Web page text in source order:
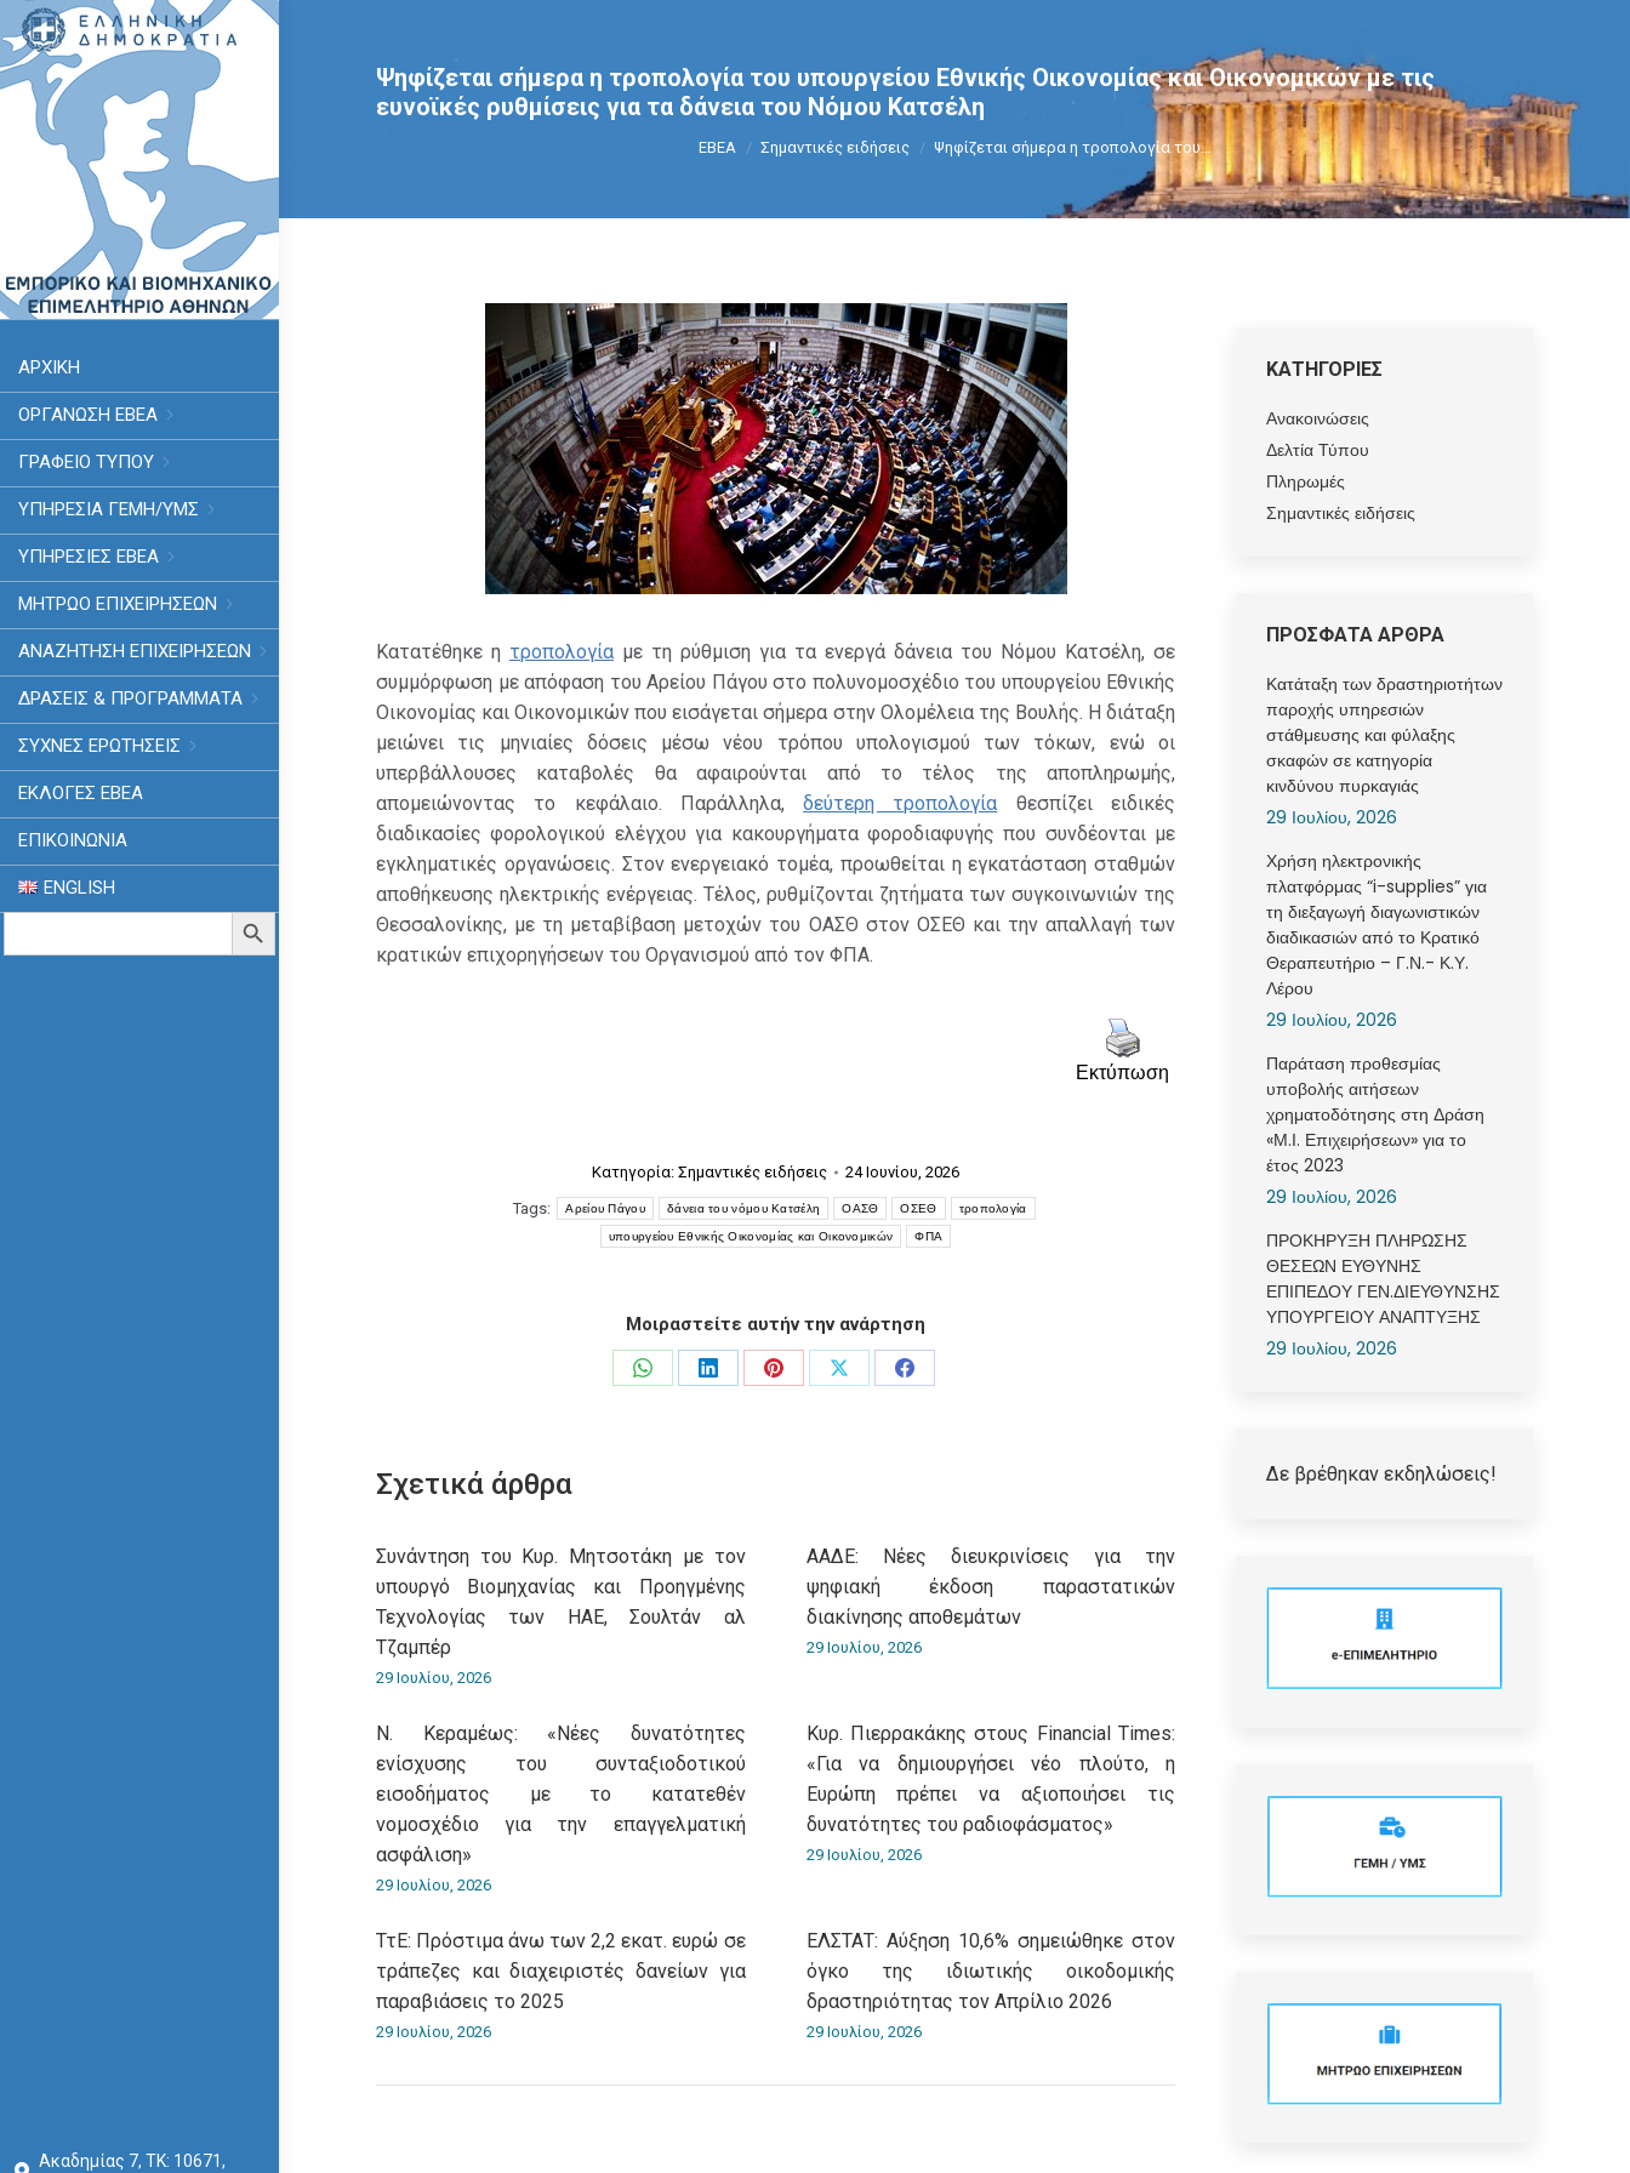
ΑΡΧΙΚΗ
ΟΡΓΑΝΩΣΗ ΕΒΕΑ
ΓΡΑΦΕΙΟ ΤΥΠΟΥ
ΥΠΗΡΕΣΊΑ ΓΕΜΗ/ΥΜΣ
ΥΠΗΡΕΣΙΕΣ ΕΒΕΑ
ΜΗΤΡΩΟ ΕΠΙΧΕΙΡΗΣΕΩΝ
ΑΝΑΖΗΤΗΣΗ ΕΠΙΧΕΙΡΗΣΕΩΝ
ΔΡΑΣΕΙΣ & ΠΡΟΓΡΑΜΜΑΤΑ
ΣΥΧΝΕΣ ΕΡΩΤΗΣΕΙΣ
ΕΚΛΟΓΈΣ ΕΒΕΑ
ΕΠΙΚΟΙΝΩΝΙΑ
ENGLISH
Search
Search Button
Ακαδημίας 7, ΤΚ: 10671,
Ψηφίζεται σήμερα η τροπολογία του υπουργείου Εθνικής Οικονομίας και Οικονομικών με τις
ευνοϊκές ρυθμίσεις για τα δάνεια του Νόμου Κατσέλη
You are here:
ΕΒΕΑ Σημαντικές ειδήσεις Ψηφίζεται σήμερα η τροπολογία του…
Κατατέθηκε η τροπολογία με τη ρύθμιση για τα ενεργά δάνεια του Νόμου Κατσέλη, σε
συμμόρφωση με απόφαση του Αρείου Πάγου στο πολυνομοσχέδιο του υπουργείου Εθνικής
Οικονομίας και Οικονομικών που εισάγεται σήμερα στην Ολομέλεια της Βουλής. Η διάταξη
μειώνει τις μηνιαίες δόσεις μέσω νέου τρόπου υπολογισμού των τόκων, ενώ οι
υπερβάλλουσες καταβολές θα αφαιρούνται από το τέλος της αποπληρωμής,
απομειώνοντας το κεφάλαιο. Παράλληλα,δεύτερη τροπολογία θεσπίζει ειδικές
διαδικασίες φορολογικού ελέγχου για κακουργήματα φοροδιαφυγής που συνδέονται με
εγκληματικές οργανώσεις. Στον ενεργειακό τομέα, προωθείται η εγκατάσταση σταθμών
αποθήκευσης ηλεκτρικής ενέργειας. Τέλος, ρυθμίζονται ζητήματα των συγκοινωνιών της
Θεσσαλονίκης, με τη μεταβίβαση μετοχών του ΟΑΣΘ στον ΟΣΕΘ και την απαλλαγή των
κρατικών επιχορηγήσεων του Οργανισμού από τον ΦΠΑ.
Εκτύπωση
Κατηγορία: Σημαντικές ειδήσεις
24 Ιουνίου, 2026
Tags:
Αρείου Πάγου δάνεια του νόμου Κατσέλη ΟΑΣΘ ΟΣΕΘ τροπολογία
υπουργείου Εθνικής Οικονομίας και Οικονομικών ΦΠΑ
Μοιραστείτε αυτήν την ανάρτηση
Share
Share
Share
Share
Share
Σχετικά άρθρα
Συνάντηση του Κυρ. Μητσοτάκη με τον
υπουργό Βιομηχανίας και Προηγμένης
Τεχνολογίας των ΗΑΕ, Σουλτάν αλ
Τζαμπέρ
29 Ιουλίου, 2026
ΑΑΔΕ: Νέες διευκρινίσεις για την
ψηφιακή έκδοση παραστατικών
διακίνησης αποθεμάτων
29 Ιουλίου, 2026
Ν. Κεραμέως: «Νέες δυνατότητες
ενίσχυσης του συνταξιοδοτικού
εισοδήματος με το κατατεθέν
νομοσχέδιο για την επαγγελματική
ασφάλιση»
29 Ιουλίου, 2026
Κυρ. Πιερρακάκης στους Financial Times:
«Για να δημιουργήσει νέο πλούτο, η
Ευρώπη πρέπει να αξιοποιήσει τις
δυνατότητες του ραδιοφάσματος»
29 Ιουλίου, 2026
ΤτΕ: Πρόστιμα άνω των 2,2 εκατ. ευρώ σε
τράπεζες και διαχειριστές δανείων για
παραβιάσεις το 2025
29 Ιουλίου, 2026
ΕΛΣΤΑΤ: Αύξηση 10,6% σημειώθηκε στον
όγκο της ιδιωτικής οικοδομικής
δραστηριότητας τον Απρίλιο 2026
29 Ιουλίου, 2026
ΚΑΤΗΓΟΡΙΕΣ
Ανακοινώσεις
Δελτία Τύπου
Πληρωμές
Σημαντικές ειδήσεις
ΠΡΟΣΦΑΤΑ ΑΡΘΡΑ
Κατάταξη των δραστηριοτήτων
παροχής υπηρεσιών
στάθμευσης και φύλαξης
σκαφών σε κατηγορία
κινδύνου πυρκαγιάς
29 Ιουλίου, 2026
Χρήση ηλεκτρονικής
πλατφόρμας “i-supplies” για
τη διεξαγωγή διαγωνιστικών
διαδικασιών από το Κρατικό
Θεραπευτήριο – Γ.Ν.- Κ.Υ.
Λέρου
29 Ιουλίου, 2026
Παράταση προθεσμίας
υποβολής αιτήσεων
χρηματοδότησης στη Δράση
«Μ.Ι. Επιχειρήσεων» για το
έτος 2023
29 Ιουλίου, 2026
ΠΡΟΚΗΡΥΞΗ ΠΛΗΡΩΣΗΣ
ΘΕΣΕΩΝ ΕΥΘΥΝΗΣ
ΕΠΙΠΕΔΟΥ ΓΕΝ.ΔΙΕΥΘΥΝΣΗΣ
ΥΠΟΥΡΓΕΙΟΥ ΑΝΑΠΤΥΞΗΣ
29 Ιουλίου, 2026
Δε βρέθηκαν εκδηλώσεις!